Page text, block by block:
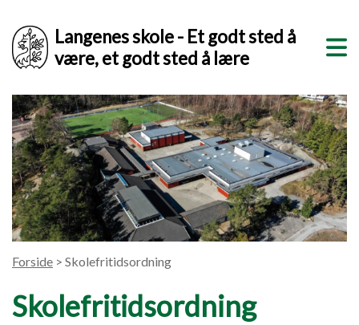
Langenes skole - Et godt sted å
være, et godt sted å lære
Forside > Skolefritidsordning
Skolefritidsordning